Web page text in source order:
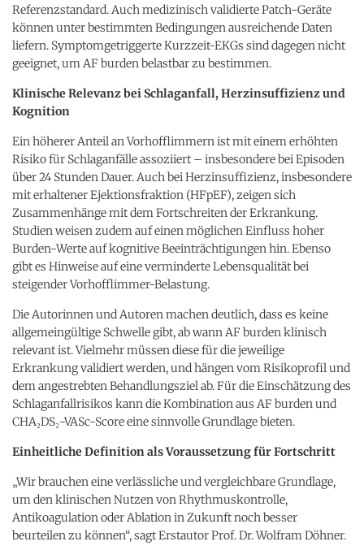
Referenzstandard. Auch medizinisch validierte Patch-Geräte
können unter bestimmten Bedingungen ausreichende Daten
liefern. Symptomgetriggerte Kurzzeit-EKGs sind dagegen nicht
geeignet, um AF burden belastbar zu bestimmen.
Klinische Relevanz bei Schlaganfall, Herzinsuffizienz und
Kognition
Ein höherer Anteil an Vorhofflimmern ist mit einem erhöhten
Risiko für Schlaganfälle assoziiert – insbesondere bei Episoden
über 24 Stunden Dauer. Auch bei Herzinsuffizienz, insbesondere
mit erhaltener Ejektionsfraktion (HFpEF), zeigen sich
Zusammenhänge mit dem Fortschreiten der Erkrankung.
Studien weisen zudem auf einen möglichen Einfluss hoher
Burden-Werte auf kognitive Beeinträchtigungen hin. Ebenso
gibt es Hinweise auf eine verminderte Lebensqualität bei
steigender Vorhofflimmer-Belastung.
Die Autorinnen und Autoren machen deutlich, dass es keine
allgemeingültige Schwelle gibt, ab wann AF burden klinisch
relevant ist. Vielmehr müssen diese für die jeweilige
Erkrankung validiert werden, und hängen vom Risikoprofil und
dem angestrebten Behandlungsziel ab. Für die Einschätzung des
Schlaganfallrisikos kann die Kombination aus AF burden und
CHA₂DS₂-VASc-Score eine sinnvolle Grundlage bieten.
Einheitliche Definition als Voraussetzung für Fortschritt
„Wir brauchen eine verlässliche und vergleichbare Grundlage,
um den klinischen Nutzen von Rhythmuskontrolle,
Antikoagulation oder Ablation in Zukunft noch besser
beurteilen zu können“, sagt Erstautor Prof. Dr. Wolfram Döhner.